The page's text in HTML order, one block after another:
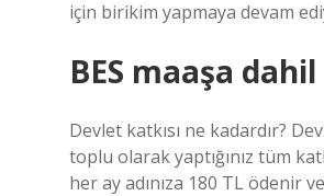
için birikim yapmaya devam
BES maaşa
Devlet katkısı ne kadardır?
toplu olarak yaptığınız tüm
her ay adınıza 180 TL ödenir